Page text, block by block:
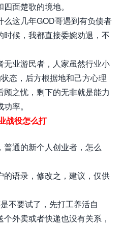
面楚歌的境地。
这几年GOD哥遇到有负债者
候，我都直接委婉劝退，不
无业游民者，人家虽然行业小
态，后方根据地和己方心理
之忧，剩下的无非就是能力
率。
战役怎么打
通的新个人创业者，怎么
语录，修改之，建议，仅供
不要试了，先打工养活自
外卖或者快递也没有关系，